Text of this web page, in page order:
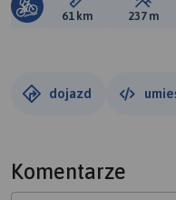
Długość trasy:
61 km Suma
237 m
dojazd
Komentarze